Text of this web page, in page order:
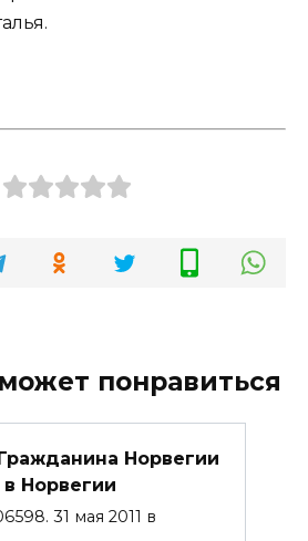
понравиться
Норвегии
в Норвегии
31 мая 2011 в